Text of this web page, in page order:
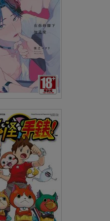
腳下知道愛(全)
折 NT$126 (USD4.18)